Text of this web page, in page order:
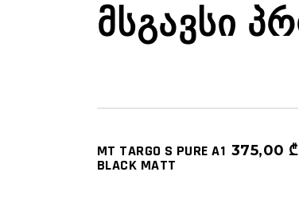
ᲛᲡᲒᲐᲕᲡᲘ
MT TARGO S PURE A1
BLACK MATT
375,00 ₾